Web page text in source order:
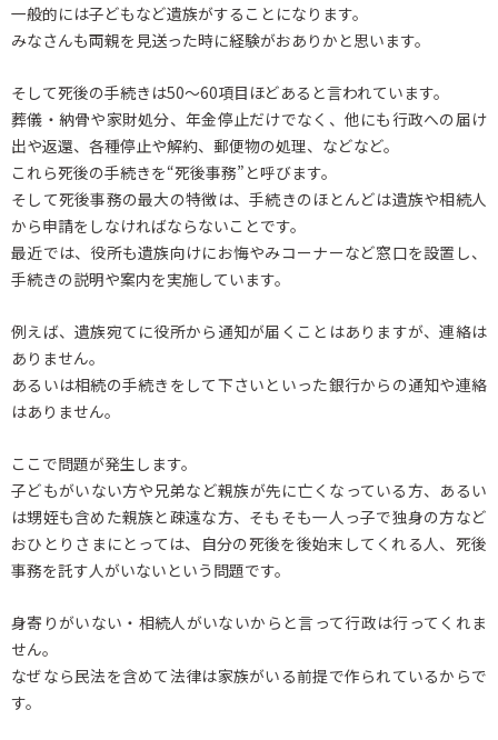
一般的には子どもなど遺族がすることになります。
みなさんも両親を見送った時に経験がおありかと思います。
そして死後の手続きは50～60項目ほどあると言われています。
葬儀・納骨や家財処分、年金停止だけでなく、他にも行政への届け
出や返還、各種停止や解約、郵便物の処理、などなど。
これら死後の手続きを“死後事務”と呼びます。
そして死後事務の最大の特徴は、手続きのほとんどは遺族や相続人
から申請をしなければならないことです。
最近では、役所も遺族向けにお悔やみコーナーなど窓口を設置し、
手続きの説明や案内を実施しています。
例えば、遺族宛てに役所から通知が届くことはありますが、連絡は
ありません。
あるいは相続の手続きをして下さいといった銀行からの通知や連絡
はありません。
ここで問題が発生します。
子どもがいない方や兄弟など親族が先に亡くなっている方、あるい
は甥姪も含めた親族と疎遠な方、そもそも一人っ子で独身の方など
おひとりさまにとっては、自分の死後を後始末してくれる人、死後
事務を託す人がいないという問題です。
身寄りがいない・相続人がいないからと言って行政は行ってくれま
せん。
なぜなら民法を含めて法律は家族がいる前提で作られているからで
す。